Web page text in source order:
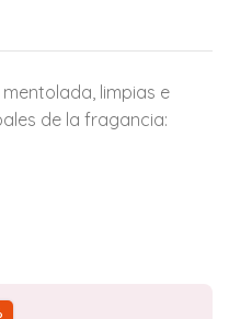
limpias e
de la fragancia: